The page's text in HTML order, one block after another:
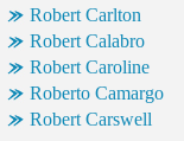
Robert Carlton
Robert Calabro
Robert Caroline
Roberto Camargo
Robert Carswell